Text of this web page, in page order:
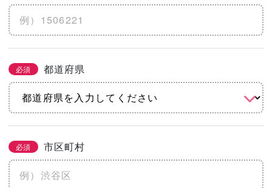
2/3 必須 こだわりをチェック
機能
省エネ・エコ
必須 都道府県
必須 市区町村